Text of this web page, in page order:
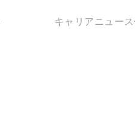
キャリアニュース